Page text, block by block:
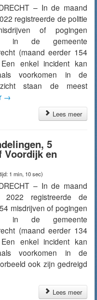
– In de maand
registreerde de politie
of pogingen
in de gemeente
(maand eerder 154
enkel incident kan
voorkomen in de
staan de meest
→
Lees meer
5
Voordijk en
1 min, 10 sec)
– In de maand
2022 registreerde de
misdrijven of pogingen
in de gemeente
(maand eerder 134
enkel incident kan
voorkomen in de
ook zijn gedreigd
Lees meer